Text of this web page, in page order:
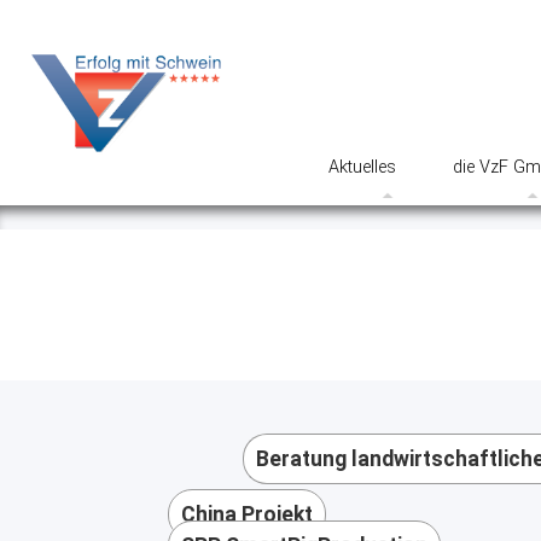
Aktuelles
Vorträge und
die VzF
Kontakte
Beratung
China Projekt